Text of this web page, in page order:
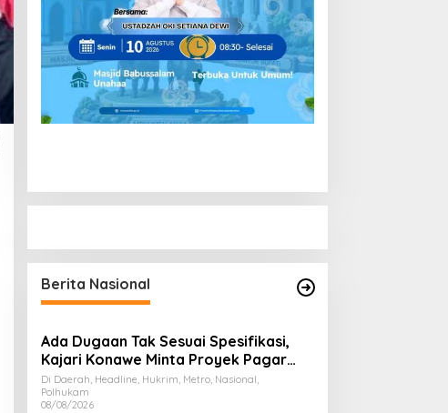
Berita Nasional
Ada Dugaan Tak Sesuai Spesifikasi,
Kajari Konawe Minta Proyek Pagar
Rupbasan Rp1,9 Miliar Dihentikan
Di Daerah, Headline, Hukrim, Metro, Nasional,
Polhukam
08/08/2026